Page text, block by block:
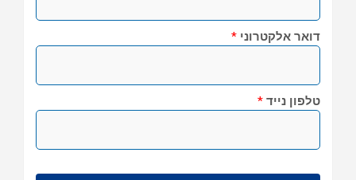
דואר אלקטרוני *
טלפון נייד *